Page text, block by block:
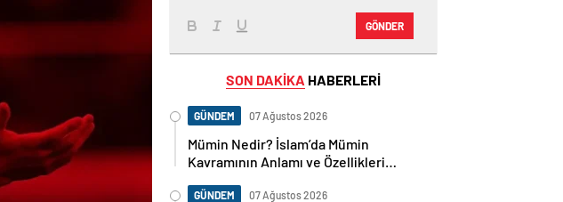
GÖNDER
SON DAKİKA HABERLERİ
GÜNDEM 07 Ağustos 2026
Mümin Nedir? İslam’da Mümin
Kavramının Anlamı ve Özellikleri
GÜNDEM 07 Ağustos 2026